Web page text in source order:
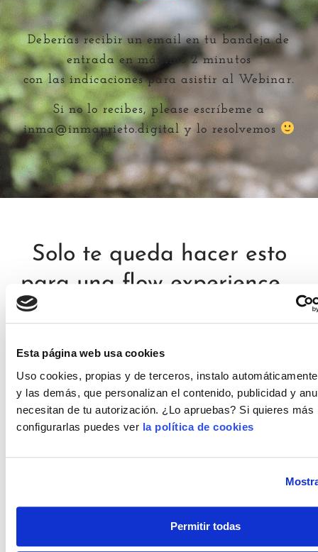
Esta página web usa cookies
Uso cookies, propias y de terceros, instalo
y las demás, que personalizan el contenido, publicidad y
necesitan de tu autorización. ¿Lo apruebas? Si quieres más
configurarlas puedes ver la política de cookies
Permitir todas
Deberías recibir un email en tu bandeja de
entrada en máximo 2 minutos
con las indicaciones para asistir al Webinar.
Si no lo recibes, please escríbeme a
inma@inmaprieto.digital y lo resolvemos
Solo te queda hacer esto
para una flow experience ...
Añade la fecha en tu Calendario
Miércoles 28 de Julio a las 18h España –
11h Colombia